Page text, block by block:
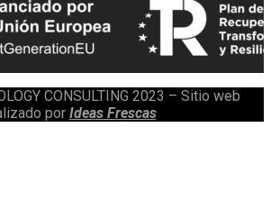
CONSULTING 2023 – Sitio web
por Ideas Frescas